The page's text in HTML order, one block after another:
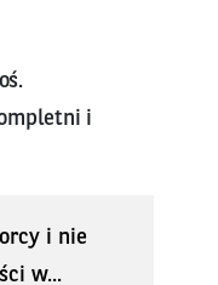
i
i nie
w...